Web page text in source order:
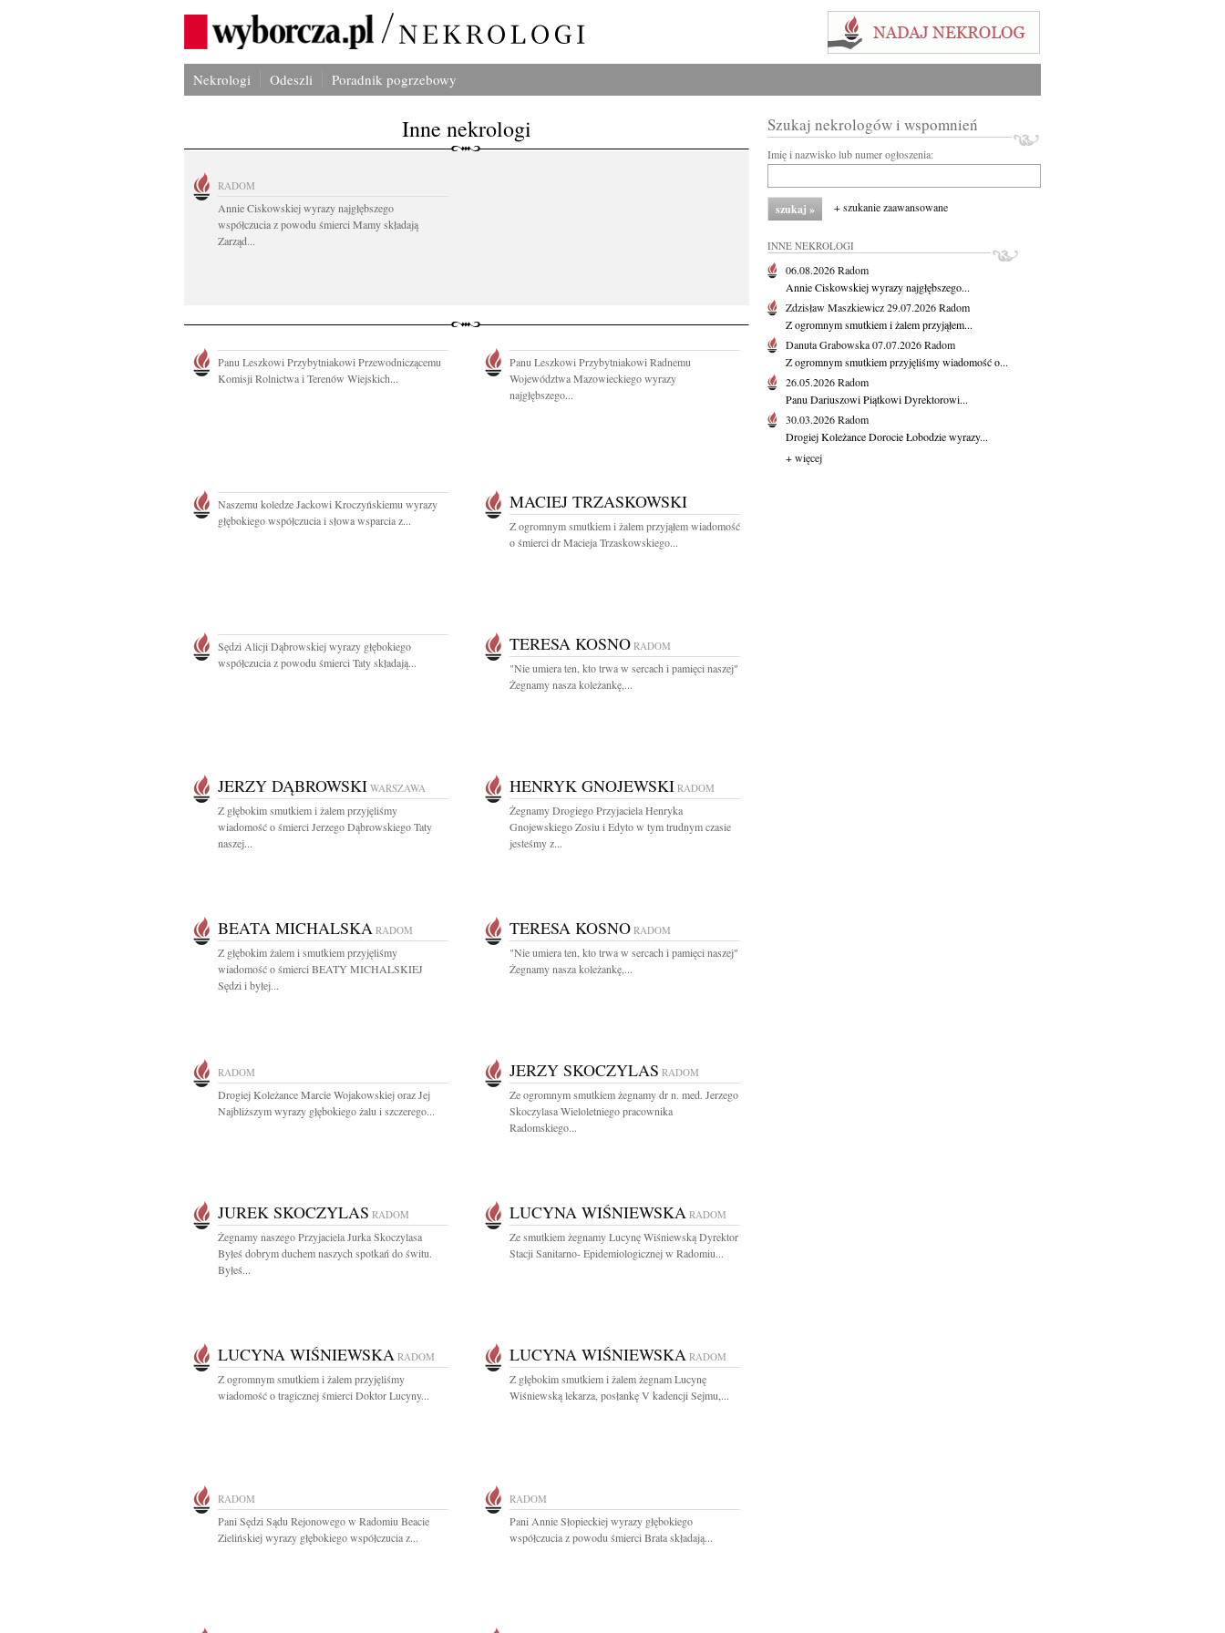
Nekrologi Odeszli Poradnik pogrzebowy
Inne nekrologi
RADOM
Annie Ciskowskiej wyrazy najgłębszego
współczucia z powodu śmierci Mamy składają
Zarząd...
Panu Leszkowi Przybytniakowi Przewodniczącemu
Komisji Rolnictwa i Terenów Wiejskich...
Panu Leszkowi Przybytniakowi Radnemu
Województwa Mazowieckiego wyrazy
najgłębszego...
Naszemu koledze Jackowi Kroczyńskiemu wyrazy
głębokiego współczucia i słowa wsparcia z...
MACIEJ TRZASKOWSKI
Z ogromnym smutkiem i żalem przyjąłem wiadomość
o śmierci dr Macieja Trzaskowskiego...
Sędzi Alicji Dąbrowskiej wyrazy głębokiego
współczucia z powodu śmierci Taty składają...
TERESA KOSNO RADOM
"Nie umiera ten, kto trwa w sercach i pamięci naszej"
Żegnamy nasza koleżankę,...
JERZY DĄBROWSKI WARSZAWA
Z głębokim smutkiem i żalem przyjęliśmy
wiadomość o śmierci Jerzego Dąbrowskiego Taty
naszej...
HENRYK GNOJEWSKI RADOM
Żegnamy Drogiego Przyjaciela Henryka
Gnojewskiego Zosiu i Edyto w tym trudnym czasie
jesteśmy z...
BEATA MICHALSKA RADOM
Z głębokim żalem i smutkiem przyjęliśmy
wiadomość o śmierci BEATY MICHALSKIEJ
Sędzi i byłej...
TERESA KOSNO RADOM
"Nie umiera ten, kto trwa w sercach i pamięci naszej"
Żegnamy nasza koleżankę,...
RADOM
Drogiej Koleżance Marcie Wojakowskiej oraz Jej
Najbliższym wyrazy głębokiego żalu i szczerego...
JERZY SKOCZYLAS RADOM
Ze ogromnym smutkiem żegnamy dr n. med. Jerzego
Skoczylasa Wieloletniego pracownika
Radomskiego...
JUREK SKOCZYLAS RADOM
Żegnamy naszego Przyjaciela Jurka Skoczylasa
Byłeś dobrym duchem naszych spotkań do świtu.
Byłeś...
LUCYNA WIŚNIEWSKA RADOM
Ze smutkiem żegnamy Lucynę Wiśniewską Dyrektor
Stacji Sanitarno- Epidemiologicznej w Radomiu...
LUCYNA WIŚNIEWSKA RADOM
Z ogromnym smutkiem i żalem przyjęliśmy
wiadomość o tragicznej śmierci Doktor Lucyny...
LUCYNA WIŚNIEWSKA RADOM
Z głębokim smutkiem i żalem żegnam Lucynę
Wiśniewską lekarza, posłankę V kadencji Sejmu,...
RADOM
Pani Sędzi Sądu Rejonowego w Radomiu Beacie
Zielińskiej wyrazy głębokiego współczucia z...
RADOM
Pani Annie Słopieckiej wyrazy głębokiego
współczucia z powodu śmierci Brata składają...
Szukaj nekrologów i wspomnień
Imię i nazwisko lub numer ogłoszenia:
+ szukanie zaawansowane
INNE NEKROLOGI
06.08.2026Radom
Annie Ciskowskiej wyrazy najgłębszego...
Zdzisław Maszkiewicz29.07.2026Radom
Z ogromnym smutkiem i żalem przyjąłem...
Danuta Grabowska07.07.2026Radom
Z ogromnym smutkiem przyjęliśmy wiadomość o...
26.05.2026Radom
Panu Dariuszowi Piątkowi Dyrektorowi...
30.03.2026Radom
Drogiej Koleżance Dorocie Łobodzie wyrazy...
+ więcej